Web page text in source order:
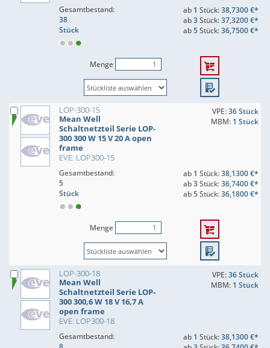
Gesamtbestand:
38
Stück
ab 1 Stück:38,7300 €*
ab3Stück:37,3200 €*
ab5Stück:36,7500 €*
Menge
LOP-300-15
Mean Well
Schaltnetzteil Serie LOP-
300 300 W 15 V 20 A open
frame
EVE: LOP300-15
VPE:36 Stück
MBM: 1 Stück
Gesamtbestand:
5
Stück
ab 1 Stück:38,1300 €*
ab3Stück:36,7400 €*
ab5Stück:36,1800 €*
Menge
LOP-300-18
Mean Well
Schaltnetzteil Serie LOP-
300 300,6 W 18 V 16,7 A
open frame
EVE: LOP300-18
VPE:36 Stück
MBM: 1 Stück
Gesamtbestand:
ab 1 Stück:38,1300 €*